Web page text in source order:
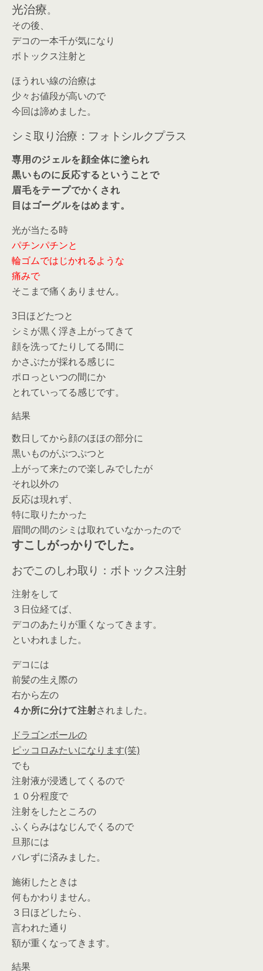
光治療。
その後、
デコの一本千が気になり
ボトックス注射と
ほうれい線の治療は
少々お値段が高いので
今回は諦めました。
シミ取り治療：フォトシルクプラス
専用のジェルを顔全体に塗られ
黒いものに反応するということで
眉毛をテープでかくされ
目はゴーグルをはめます。
光が当たる時
パチンパチンと
輪ゴムではじかれるような
痛みで
そこまで痛くありません。
3日ほどたつと
シミが黒く浮き上がってきて
顔を洗ってたりしてる間に
かさぶたが採れる感じに
ポロっといつの間にか
とれていってる感じです。
結果
数日してから顔のほほの部分に
黒いものがぷつぷつと
上がって来たので楽しみでしたが
それ以外の
反応は現れず、
特に取りたかった
眉間の間のシミは取れていなかったので
すこしがっかりでした。
おでこのしわ取り：ボトックス注射
注射をして
３日位経てば、
デコのあたりが重くなってきます。
といわれました。
デコには
前髪の生え際の
右から左の
４か所に分けて注射されました。
ドラゴンボールの
ピッコロみたいになります(笑)
でも
注射液が浸透してくるので
１０分程度で
注射をしたところの
ふくらみはなじんでくるので
旦那には
バレずに済みました。
施術したときは
何もかわりません。
３日ほどしたら、
言われた通り
額が重くなってきます。
結果